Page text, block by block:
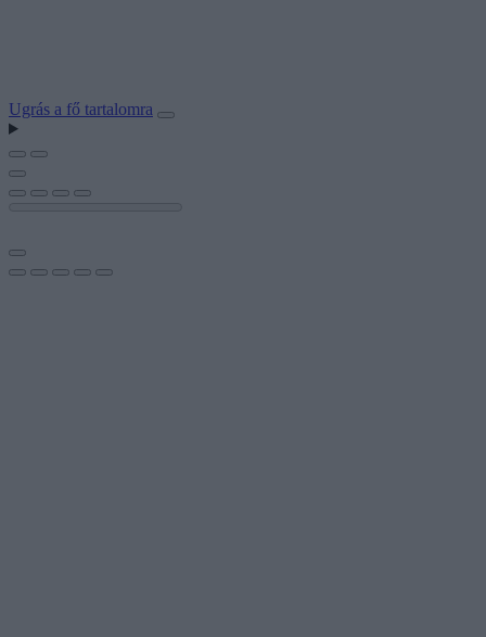
Ugrás a fő tartalomra